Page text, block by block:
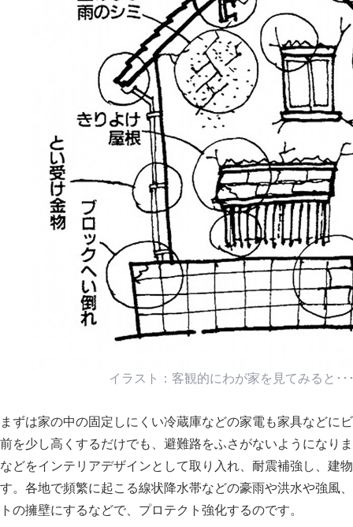
イラスト：客観的にわが家を見てみると･
まずは家の中の固定しにくい冷蔵庫などの家電も家具などに
前を少し高くするだけでも、避難路をふさがないようになり
などをインテリアデザインとして取り入れ、耐震補強し、建
す。各地で頻繁に起こる線状降水帯などの豪雨や洪水や強風
トの擁壁にするなどで、プロテクト強化するのです。